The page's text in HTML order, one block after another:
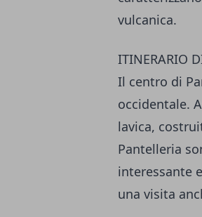
vulcanica.
ITINERARIO
Il centro di
occidentale.
lavica,
Pantelleria
interessante
una visita